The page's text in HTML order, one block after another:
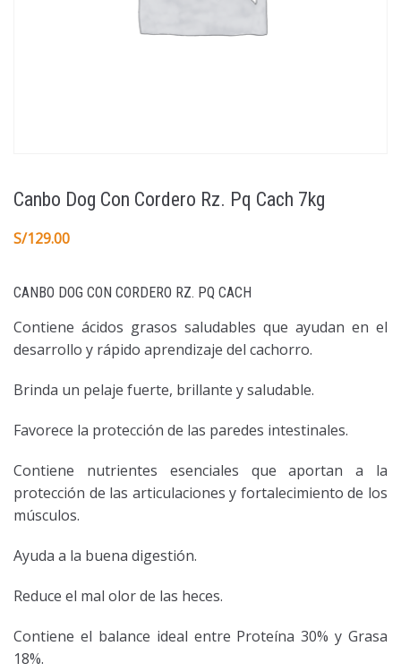
Canbo Dog Con Cordero Rz. Pq Cach 7kg
S/129.00
CANBO DOG CON CORDERO RZ. PQ CACH
Contiene ácidos grasos saludables que ayudan en el
desarrollo y rápido aprendizaje del cachorro.
Brinda un pelaje fuerte, brillante y saludable.
Favorece la protección de las paredes intestinales.
Contiene nutrientes esenciales que aportan a la
protección de las articulaciones y fortalecimiento de los
músculos.
Ayuda a la buena digestión.
Reduce el mal olor de las heces.
Contiene el balance ideal entre Proteína 30% y Grasa
18%.